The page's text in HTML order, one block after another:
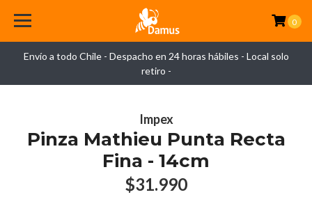
Envío a todo Chile - Despacho en 24 horas hábiles - Local solo
retiro -
0
Impex
Pinza Mathieu Punta Recta
Fina - 14cm
$31.990